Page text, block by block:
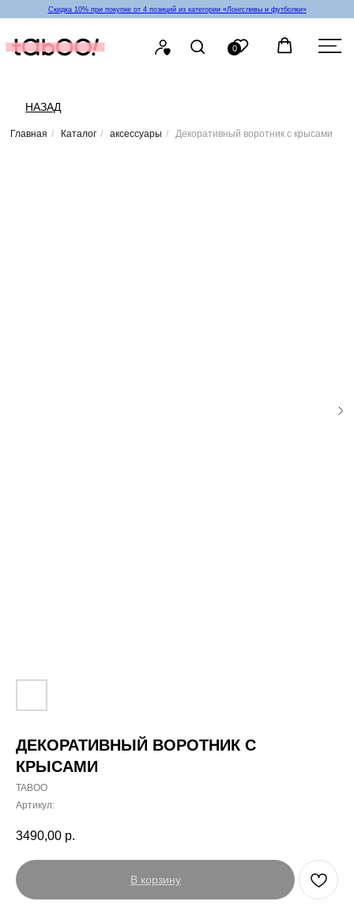
Скидка 10% при покупке от 4 позиций из категории «‎Лонгсливы и футболки»
Главная / Каталог / аксессуары / Декоративный воротник с крысами
ДЕКОРАТИВНЫЙ ВОРОТНИК С
КРЫСАМИ
TABOO
Артикул:
3490,00 р.
В корзину